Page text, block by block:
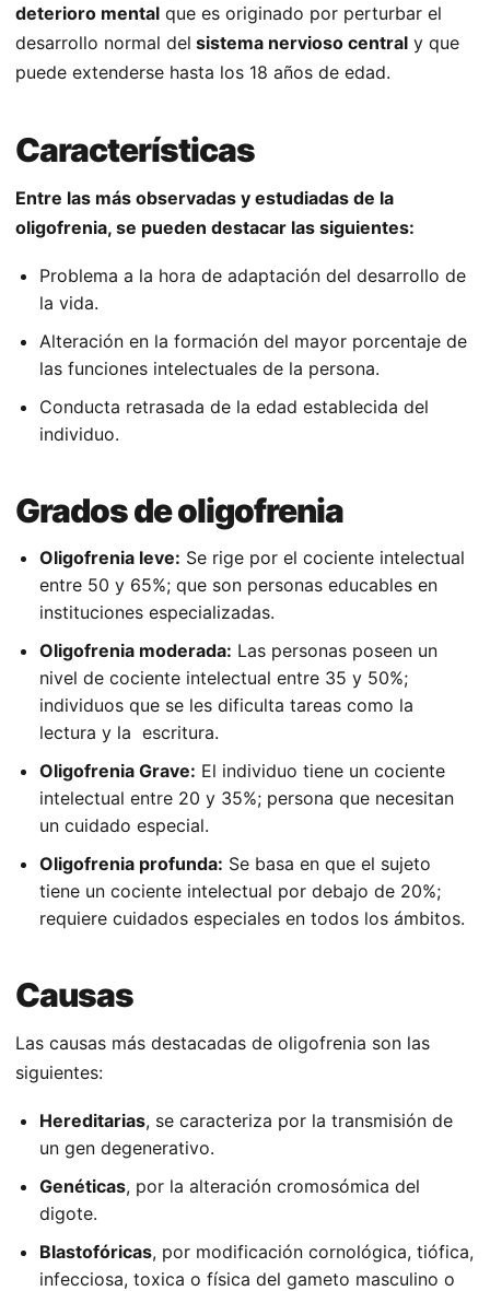
deterioro mental que es originado por perturbar el
desarrollo normal del sistema nervioso central y que
puede extenderse hasta los 18 años de edad.
Características
Entre las más observadas y estudiadas de la
oligofrenia, se pueden destacar las siguientes:
Problema a la hora de adaptación del desarrollo de
la vida.
Alteración en la formación del mayor porcentaje de
las funciones intelectuales de la persona.
Conducta retrasada de la edad establecida del
individuo.
Grados de oligofrenia
Oligofrenia leve: Se rige por el cociente intelectual
entre 50 y 65%; que son personas educables en
instituciones especializadas.
Oligofrenia moderada: Las personas poseen un
nivel de cociente intelectual entre 35 y 50%;
individuos que se les dificulta tareas como la
lectura y la escritura.
Oligofrenia Grave: El individuo tiene un cociente
intelectual entre 20 y 35%; persona que necesitan
un cuidado especial.
Oligofrenia profunda: Se basa en que el sujeto
tiene un cociente intelectual por debajo de 20%;
requiere cuidados especiales en todos los ámbitos.
Causas
Las causas más destacadas de oligofrenia son las
siguientes:
Hereditarias, se caracteriza por la transmisión de
un gen degenerativo.
Genéticas, por la alteración cromosómica del
digote.
Blastofóricas, por modificación cornológica, tiófica,
infecciosa, toxica o física del gameto masculino o